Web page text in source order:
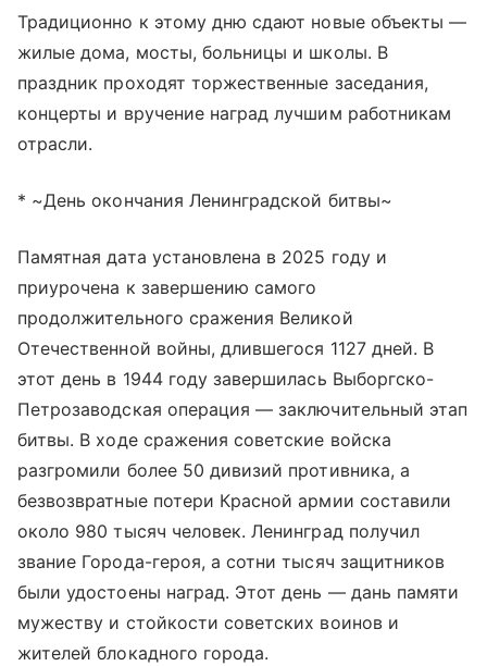
Традиционно к этому дню сдают новые объекты —
жилые дома, мосты, больницы и школы. В
праздник проходят торжественные заседания,
концерты и вручение наград лучшим работникам
отрасли.
* ~День окончания Ленинградской битвы~
Памятная дата установлена в 2025 году и
приурочена к завершению самого
продолжительного сражения Великой
Отечественной войны, длившегося 1127 дней. В
этот день в 1944 году завершилась Выборгско-
Петрозаводская операция — заключительный этап
битвы. В ходе сражения советские войска
разгромили более 50 дивизий противника, а
безвозвратные потери Красной армии составили
около 980 тысяч человек. Ленинград получил
звание Города-героя, а сотни тысяч защитников
были удостоены наград. Этот день — дань памяти
мужеству и стойкости советских воинов и
жителей блокадного города.